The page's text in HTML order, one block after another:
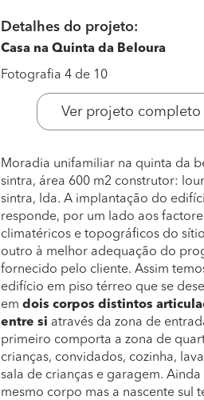
Detalhes do projeto:
Casa na Quinta da Beloura
Fotografia 4 de 10
Ver projeto completo
Moradia unifamiliar na quinta da
sintra, área 600 m2 construtor:
sintra, lda. A implantação do
responde, por um lado aos
climatéricos e topográficos do
outro à melhor adequação do
fornecido pelo cliente. Assim
edifício em piso térreo que se
emdois corpos distintos
entre si através da zona de
primeiro comporta a zona de
crianças, convidados, cozinha,
sala de crianças e garagem. Ainda
mesmo corpo mas a nascente sul